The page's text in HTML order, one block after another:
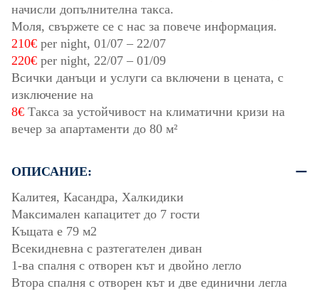
начисли допълнителна такса.
Моля, свържете се с нас за повече информация.
210€ per night, 01/07 – 22/07
220€ per night, 22/07 – 01/09
Всички данъци и услуги са включени в цената, с
изключение на
8€ Такса за устойчивост на климатични кризи на
вечер за апартаменти до 80 м²
ОПИСАНИЕ:
Калитея, Касандра, Халкидики
Максимален капацитет до 7 гости
Къщата е 79 м2
Всекидневна с разтегателен диван
1-ва спалня с отворен кът и двойно легло
Втора спалня с отворен кът и две единични легла